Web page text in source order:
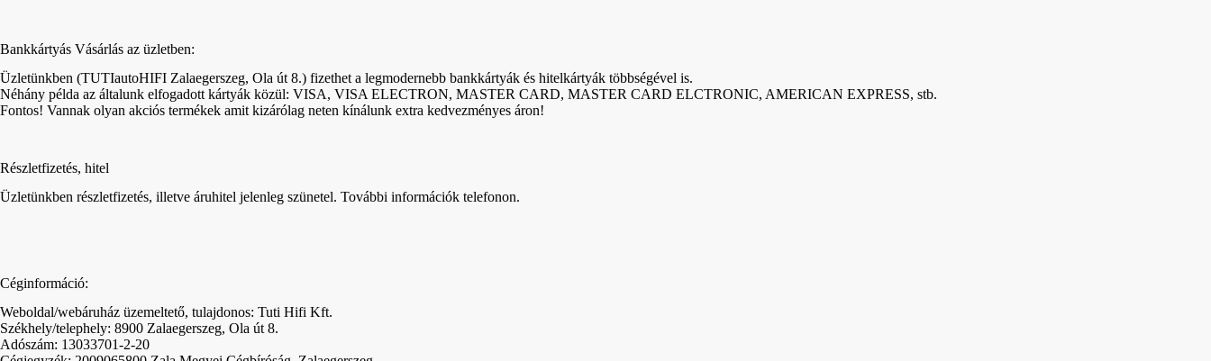
Bankkártyás Vásárlás az üzletben:
Üzletünkben (TUTIautoHIFI Zalaegerszeg, Ola út 8.) fizethet a legmodernebb bankkártyák és hitelkártyák többségével is.
Néhány példa az általunk elfogadott kártyák közül: VISA, VISA ELECTRON, MASTER CARD, MASTER CARD ELCTRONIC, AMERICAN EXPRESS, stb.
Fontos! Vannak olyan akciós termékek amit kizárólag neten kínálunk extra kedvezményes áron!
Részletfizetés, hitel
Üzletünkben részletfizetés, illetve áruhitel jelenleg szünetel. További információk telefonon.
Céginformáció:
Weboldal/webáruház üzemeltető, tulajdonos: Tuti Hifi Kft.
Székhely/telephely: 8900 Zalaegerszeg, Ola út 8.
Adószám: 13033701-2-20